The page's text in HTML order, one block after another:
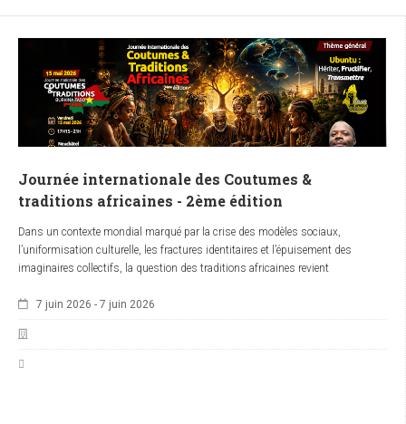
Journée internationale des Coutumes &
traditions africaines - 2ème édition
Dans un contexte mondial marqué par la crise des modèles sociaux,
l’uniformisation culturelle, les fractures identitaires et l’épuisement des
imaginaires collectifs, la question des traditions africaines revient
abordées sous le prisme du folklore, de la mémoire ou du débat religieux, les
coutumes et traditions africaines sont aujourd’hui réinterrogées comme des
ressources stratégiques susceptibles d’inspirer de nouvelles réponses aux
défis contemporains. C’est dans cette dynamique que s’inscrit la deuxième
7 juin 2026 - 7 juin 2026